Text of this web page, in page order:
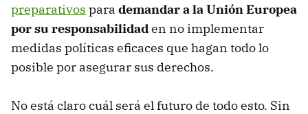
preparativos para demandar a la Unión Europea
por su responsabilidaden no implementar
medidas políticas eficaces que hagan todo lo
posible por asegurar sus derechos.
No está claro cuál será el futuro de todo esto. Sin